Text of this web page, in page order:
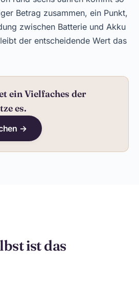
Betrag zusammen, ein Punkt,
zwischen Batterie und Akku
der entscheidende Wert das
ein Vielfaches der
es.
→
ist das